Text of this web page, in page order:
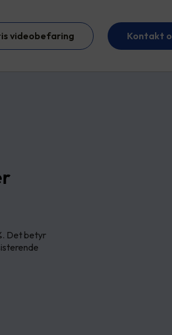
videobefaring Kontakt
Det betyr